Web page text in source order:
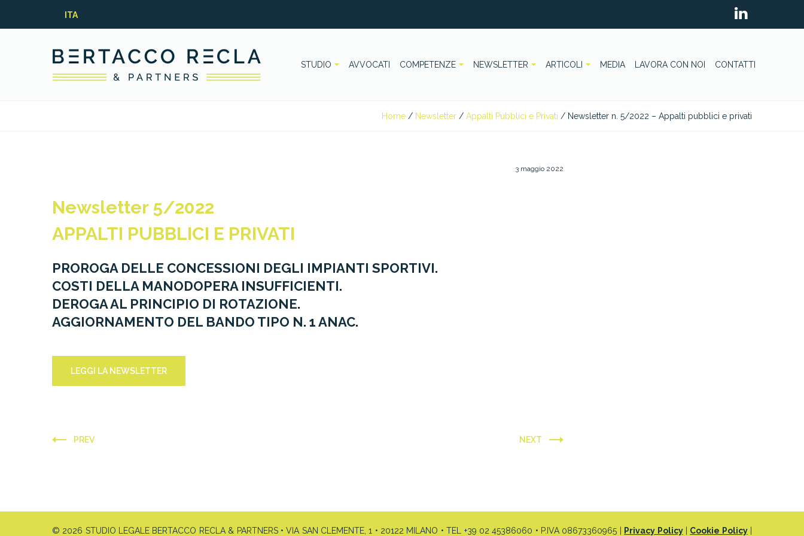
ITA
STUDIO AVVOCATI COMPETENZE NEWSLETTER ARTICOLI MEDIA LAVORA CON NOI CONTATTI
Home / Newsletter / Appalti Pubblici e Privati / Newsletter n. 5/2022 – Appalti pubblici e privati
3 maggio 2022
Newsletter 5/2022
APPALTI PUBBLICI E PRIVATI
PROROGA DELLE CONCESSIONI DEGLI IMPIANTI SPORTIVI.
COSTI DELLA MANODOPERA INSUFFICIENTI.
DEROGA AL PRINCIPIO DI ROTAZIONE.
AGGIORNAMENTO DEL BANDO TIPO N. 1 ANAC.
LEGGI LA NEWSLETTER
PREV NEXT
© 2026 STUDIO LEGALE BERTACCO RECLA & PARTNERS • VIA SAN CLEMENTE, 1 • 20122 MILANO • TEL +39 02 45386060 • P.IVA 08673360965 | Privacy Policy| Cookie Policy|